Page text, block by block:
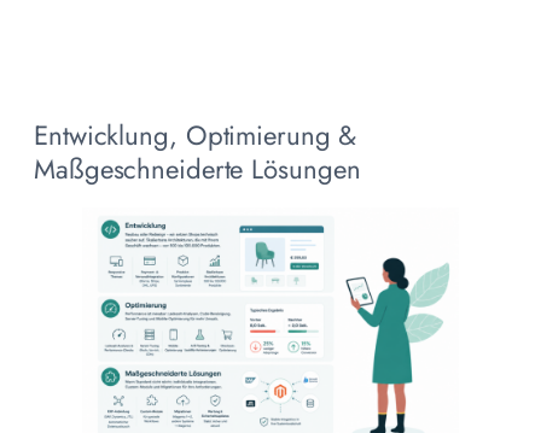
Entwicklung, Optimierung &
Maßgeschneiderte Lösungen